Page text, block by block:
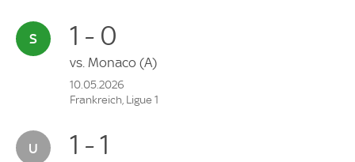
1 - 0
vs. Monaco (A)
10.05.2026
Frankreich, Ligue 1
1 - 1